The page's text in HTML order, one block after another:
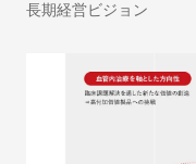
メディア情報
長期経営ビジョン